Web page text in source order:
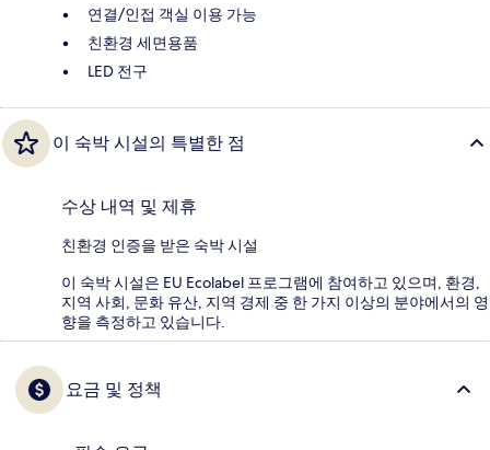
연결/인접 객실 이용 가능
친환경 세면용품
LED 전구
이 숙박 시설의 특별한 점
수상 내역 및 제휴
친환경 인증을 받은 숙박 시설
이 숙박 시설은 EU Ecolabel 프로그램에 참여하고 있으며, 환경,
지역 사회, 문화 유산, 지역 경제 중 한 가지 이상의 분야에서의 영
향을 측정하고 있습니다.
요금 및 정책